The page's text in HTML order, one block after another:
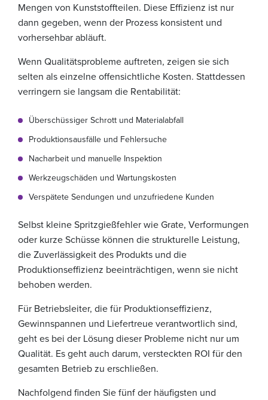
Mengen von Kunststoffteilen. Diese Effizienz ist nur
dann gegeben, wenn der Prozess konsistent und
vorhersehbar abläuft.
Wenn Qualitätsprobleme auftreten, zeigen sie sich
selten als einzelne offensichtliche Kosten. Stattdessen
verringern sie langsam die Rentabilität:
Überschüssiger Schrott und Materialabfall
Produktionsausfälle und Fehlersuche
Nacharbeit und manuelle Inspektion
Werkzeugschäden und Wartungskosten
Verspätete Sendungen und unzufriedene Kunden
Selbst kleine Spritzgießfehler wie Grate, Verformungen
oder kurze Schüsse können die strukturelle Leistung,
die Zuverlässigkeit des Produkts und die
Produktionseffizienz beeinträchtigen, wenn sie nicht
behoben werden.
Für Betriebsleiter, die für Produktionseffizienz,
Gewinnspannen und Liefertreue verantwortlich sind,
geht es bei der Lösung dieser Probleme nicht nur um
Qualität. Es geht auch darum, versteckten ROI für den
gesamten Betrieb zu erschließen.
Nachfolgend finden Sie fünf der häufigsten und